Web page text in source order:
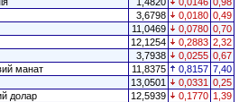
3,6798 0,0180 0,49
11,0469 0,0780 0,70
12,1254 0,2883 2,32
3,7938 0,0255 0,67
манат 11,8375 0,8157 7,40
13,0501 0,0331 0,25
долар 12,5939 0,1770 1,39